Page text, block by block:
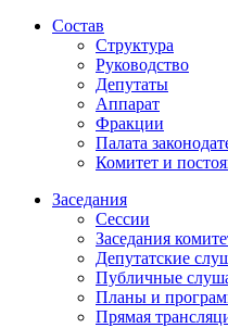
Состав
Структура
Руководство
Депутаты
Аппарат
Фракции
Палата
Комитет и
Заседания
Сессии
Заседания
Депутатские
Публичные
Планы и
Прямая